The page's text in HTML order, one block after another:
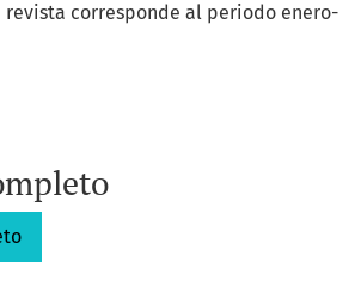
revista corresponde al periodo enero-